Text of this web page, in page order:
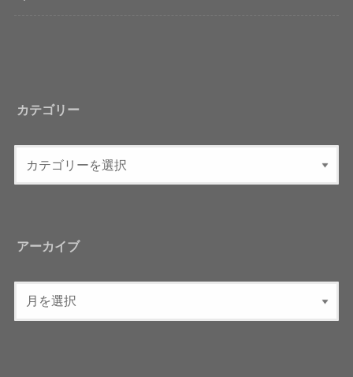
カテゴリー
アーカイブ